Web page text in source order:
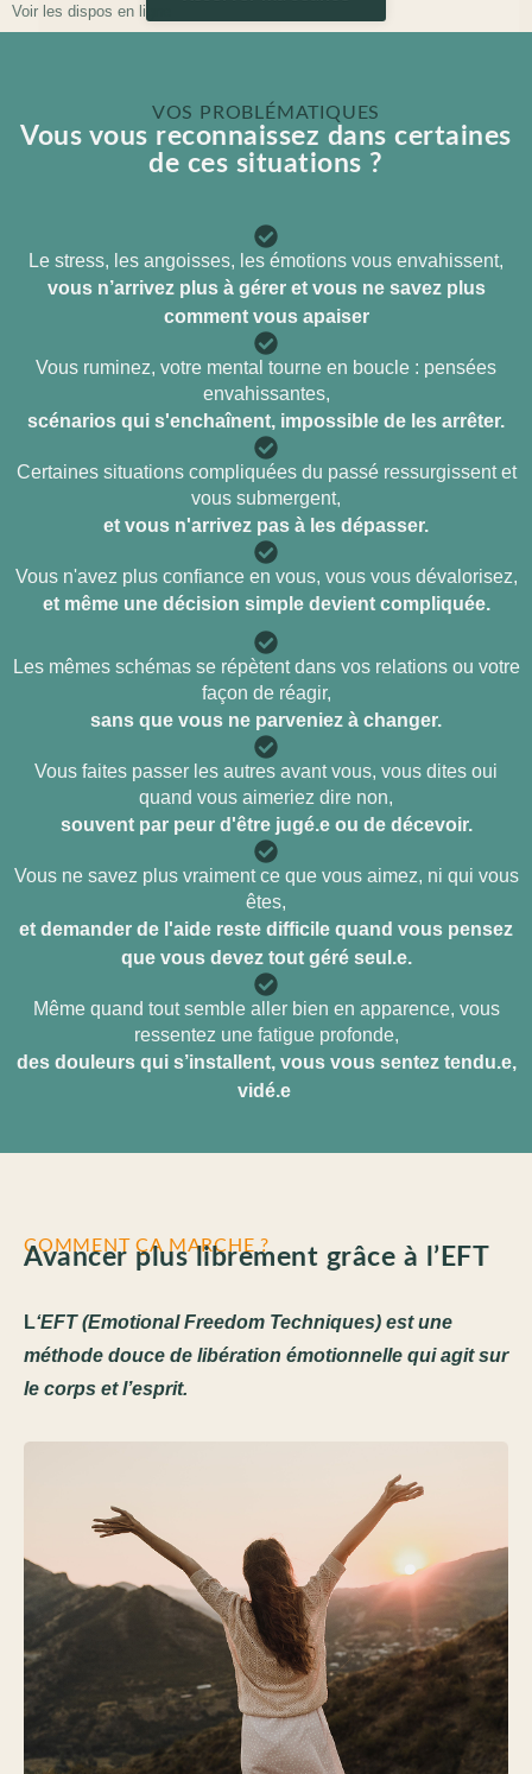
Voir les dispos en ligne
VOS PROBLÉMATIQUES
Vous vous reconnaissez dans certaines
de ces situations ?
Le stress, les angoisses, les émotions vous envahissent,
vous n’arrivez plus à gérer et vous ne savez plus
comment vous apaiser
Vous ruminez, votre mental tourne en boucle : pensées
envahissantes,
scénarios qui s'enchaînent, impossible de les arrêter.
Certaines situations compliquées du passé ressurgissent et
vous submergent,
et vous n'arrivez pas à les dépasser.
Vous n'avez plus confiance en vous, vous vous dévalorisez,
et même une décision simple devient compliquée.
Les mêmes schémas se répètent dans vos relations ou votre
façon de réagir,
sans que vous ne parveniez à changer.
Vous faites passer les autres avant vous, vous dites oui
quand vous aimeriez dire non,
souvent par peur d'être jugé.e ou de décevoir.
Vous ne savez plus vraiment ce que vous aimez, ni qui vous
êtes,
et demander de l'aide reste difficile quand vous pensez
que vous devez tout géré seul.e.
Même quand tout semble aller bien en apparence, vous
ressentez une fatigue profonde,
des douleurs qui s’installent, vous vous sentez tendu.e,
vidé.e
COMMENT ÇA MARCHE ?
Avancer plus librement grâce à l’EFT
L‘EFT (Emotional Freedom Techniques) est une
méthode douce de libération émotionnelle qui agit sur
le corps et l’esprit.